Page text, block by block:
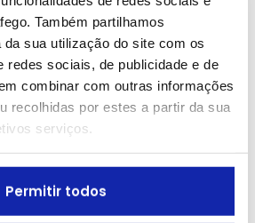
Também partilhamos
sua utilização do site com os
redes sociais, de publicidade e de
combinar com outras informações
recolhidas por estes a partir da sua
serviços.
Permitir todos
o
Prático
o formulário e
imediato ao